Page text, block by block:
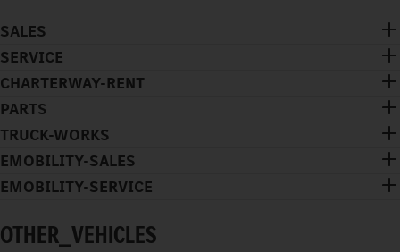
SALES
SERVICE
CHARTERWAY-RENT
PARTS
TRUCK-WORKS
EMOBILITY-SALES
EMOBILITY-SERVICE
OTHER_VEHICLES